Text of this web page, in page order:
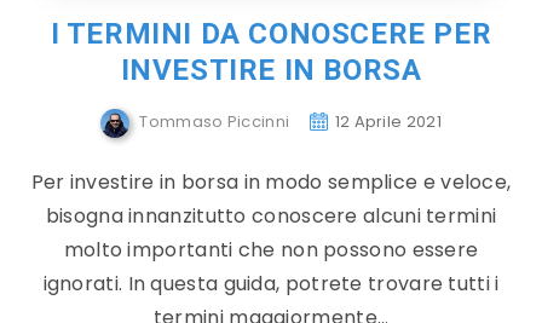
I TERMINI DA CONOSCERE PER
INVESTIRE IN BORSA
Tommaso Piccinni 12 Aprile 2021
Per investire in borsa in modo semplice e veloce,
bisogna innanzitutto conoscere alcuni termini
molto importanti che non possono essere
ignorati. In questa guida, potrete trovare tutti i